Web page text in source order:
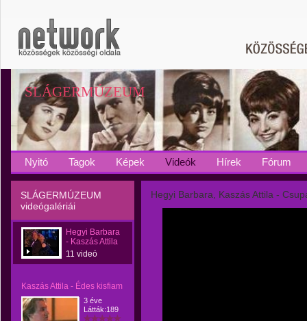
SLÁGERMÚZEUM
Nyitó Tagok Képek Videók Hírek Fórum
SLÁGERMÚZEUM
videógalériái
Hegyi Barbara
- Kaszás Attila
11 videó
Kaszás Attila - Édes kisfiam
3 éve
Látták:189
Hegyi Barbara, Kaszás Attila -